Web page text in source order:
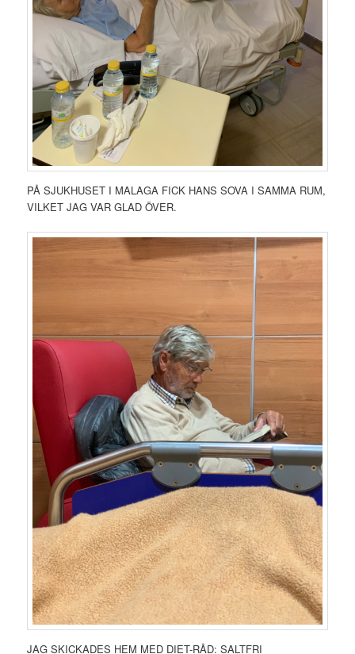
PÅ SJUKHUSET I MALAGA FICK HANS SOVA I SAMMA RUM,
VILKET JAG VAR GLAD ÖVER.
JAG SKICKADES HEM MED DIET-RÅD: SALTFRI